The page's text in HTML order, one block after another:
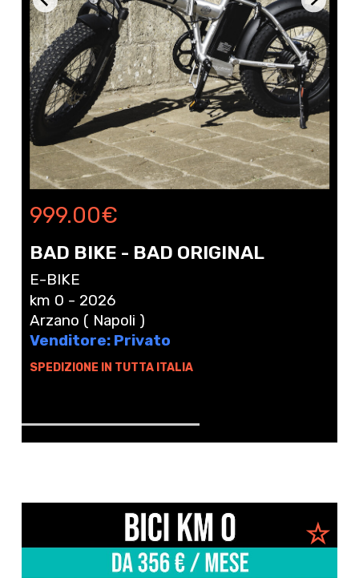
999.00€
BAD BIKE - BAD ORIGINAL
E-BIKE
km 0 - 2026
Arzano ( Napoli )
Venditore: Privato
SPEDIZIONE IN TUTTA ITALIA